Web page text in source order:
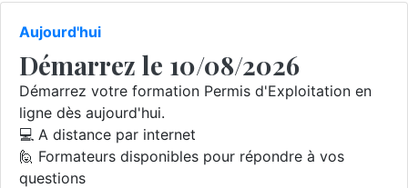
Aujourd'hui
Démarrez le 10/08/2026
Démarrez votre formation Permis d'Exploitation en
ligne dès aujourd'hui.
💻 A distance par internet
🙋 Formateurs disponibles pour répondre à vos
questions